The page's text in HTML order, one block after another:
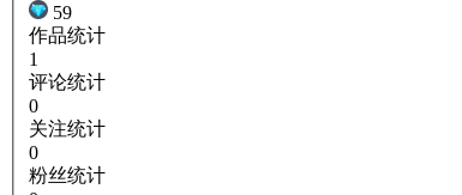
59
作品统计
1
评论统计
0
关注统计
0
粉丝统计